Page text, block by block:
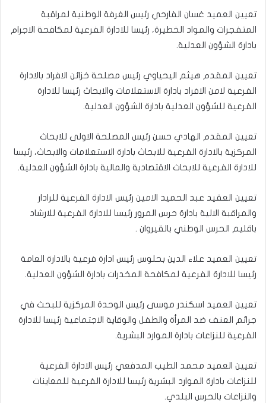
تعيين العميد غسان الفارحي رئيس الغرفة الوطنية لمراقبة
المتفجرات والمواد الخطيرة، رئيسا للادارة الفرعية لمكافحة الاجرام
بادارة الشؤون العدلية.
تعيين المقدم هيثم اليحياوي رئيس مصلحة خزائن الافراد بالادارة
الفرعية لامن الافراد بادارة الاستعلامات والابحاث رئيسا للادارة
الفرعية للشؤون العدلية بادارة الشؤون العدلية.
تعيين المقدم الهادي حسن رئيس المصلحة الاولى للابحاث
المركزية بالادارة الفرعية للابحاث بادارة الاستعلامات والابحاث، رئيسا
للادارة الفرعية للابحاث الاقتصادية والمالية بادارة الشؤون العدلية.
تعيين العقيد عبد الحميد الامين رئيس الادارة الفرعية للرادار
والمراقبة الالية بادارة حرس المرور رئيسا للادارة الفرعية للارشاد
باقليم الحرس الوطني بالقيروان .
تعيين العميد علاء الدين بحلوس رئيس ادارة فرعية بالادارة العامة
رئيسا للادارة الفرعية لمكافحة المخدرات بادارة الشؤون العدلية.
تعيين العميد اسكندر موسى رئيس الوحدة المركزية للبحث في
جرائم العنف ضد المرأة والطفل والوقاية الاجتماعية رئيسا للادارة
الفرعية للنزاعات بادارة الموارد البشرية.
تعيين العميد محمد الطيب المدفعي رئيس الادارة الفرعية
للنزاعات بادارة الموارد البشرية رئيسا للادارة الفرعية للمعاينات
والنزاعات بالحرس البلدي.